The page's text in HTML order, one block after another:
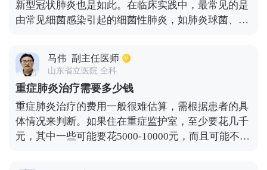
新型冠状肺炎也是如此。在临床实践中，最常见的是
由常见细菌感染引起的细菌性肺炎，如肺炎球菌、肺
西林等敏感抗生素，连续治疗约一周即可治愈，费用
约500-600元。如果是真菌感染引起的肺炎，费用可
能会增加，因为疗程相对较长，可能达到1-2个月，
大约需要1-2万元。对于由结核分枝杆菌感染引起的
结核病，即干酪样肺炎，需要花费大约10，000元，
因为治疗周期可能达到0.5年甚至1年以上。
马伟 副主任医师
山东省立医院 全科
重症肺炎治疗需要多少钱
重症肺炎治疗的费用一般很难估算，需根据患者的具
体情况来判断。如果住在重症监护室，至少要花几千
元，其中一些可能要花5000-10000元，而且可能不使
外膜肺，这些都是几万元。如果不需要这些，纯药物